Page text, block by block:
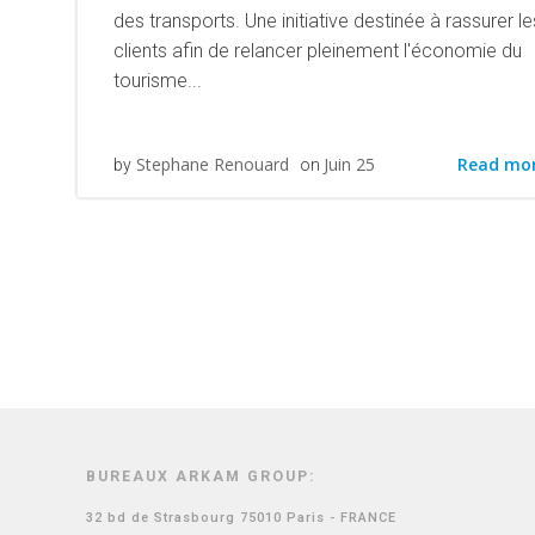
des transports. Une initiative destinée à rassurer
clients afin de relancer pleinement l'économie du
tourisme...
by Stephane Renouard on Juin 25 Read
BUREAUX ARKAM GROUP:
32 bd de Strasbourg 75010 Paris - FRANCE